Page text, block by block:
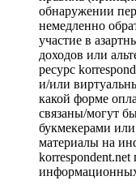
обнаружении
немедленно
участие в
доходов или
ресурс
и/или
какой форме
связаны/могут
букмекерами
материалы на